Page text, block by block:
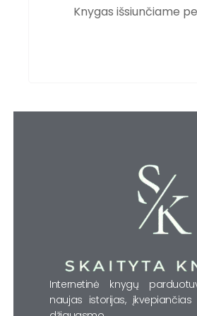
Knygas išsiunčiame
Internetinė knygų
naujas istorijas,